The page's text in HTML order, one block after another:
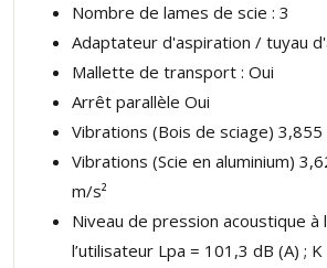
Nombre de lames de scie : 3
Adaptateur d'aspiration / tuyau
Mallette de transport : Oui
Arrêt parallèle Oui
Vibrations (Bois de sciage) 3,855
Vibrations (Scie en aluminium)
m/s²
Niveau de pression acoustique à
l’utilisateur Lpa = 101,3 dB (A) ;